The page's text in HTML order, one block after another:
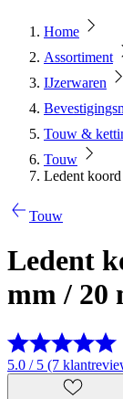
Home
Assortiment
IJzerwaren
Touw &
Touw
Ledent
Touw
Ledent
mm / 20
5.0 / 5 (7